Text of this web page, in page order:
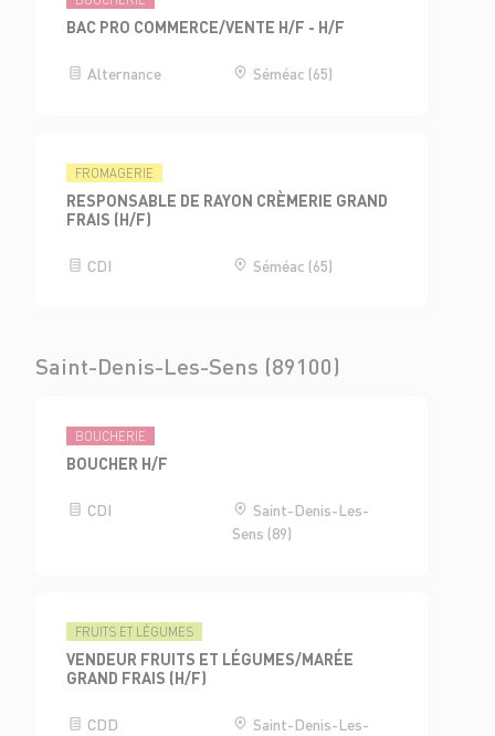
BAC PRO COMMERCE/VENTE H/F - H/F
Alternance Séméac (65)
FROMAGERIE
RESPONSABLE DE RAYON CRÈMERIE GRAND
FRAIS (H/F)
CDI Séméac (65)
Saint-Denis-Les-Sens (89100)
BOUCHERIE
BOUCHER H/F
CDI
Saint-Denis-Les-
Sens (89)
FRUITS ET LÉGUMES
VENDEUR FRUITS ET LÉGUMES/MARÉE
GRAND FRAIS (H/F)
CDD Saint-Denis-Les-